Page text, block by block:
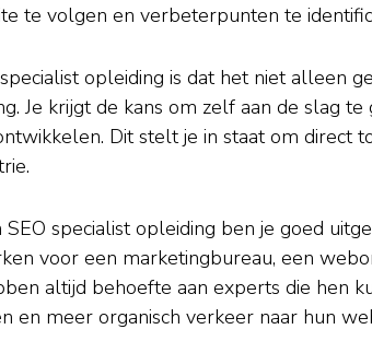
te volgen en verbeterpunten te
opleiding is dat het niet alleen
Je krijgt de kans om zelf aan de slag
Dit stelt je in staat om direct
specialist opleiding ben je goed
voor een marketingbureau, een
altijd behoefte aan experts die hen
en meer organisch verkeer naar hun